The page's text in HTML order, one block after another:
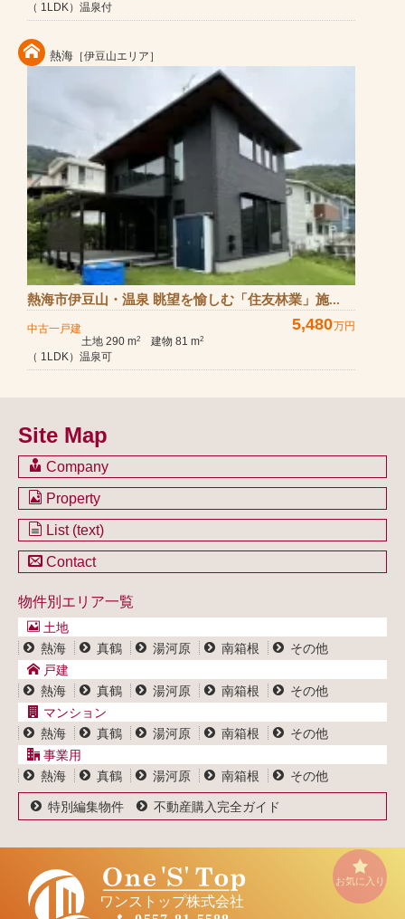
（ 1LDK）温泉付
熱海 ［伊豆山エリア］
熱海市伊豆山・温泉 眺望を愉しむ「住友林業」施...
中古一戸建 5,480万円
土地 290 m2 建物 81 m2
（ 1LDK）温泉可
Site Map
Company
会社のご案内
不動産を購入したい方
不動産を売却したい方
不動産買取システム
Property
土地一覧
戸建一覧
マンション一覧
事業用物件一覧
List (text)
土地一覧
マンション一覧
事業用物件一覧
Contact
ブログ
プライバシーポリシー
サイトポリシー
物件別エリア一覧
土地
熱海
真鶴 湯河原 南箱根
その他
戸建
熱海
真鶴 湯河原 南箱根
その他
マンション
熱海
真鶴 湯河原 南箱根
その他
事業用
熱海
真鶴 湯河原 南箱根 その他
特別編集物件 不動産購入完全ガイド
お気に入り
ワンストップ株式会社